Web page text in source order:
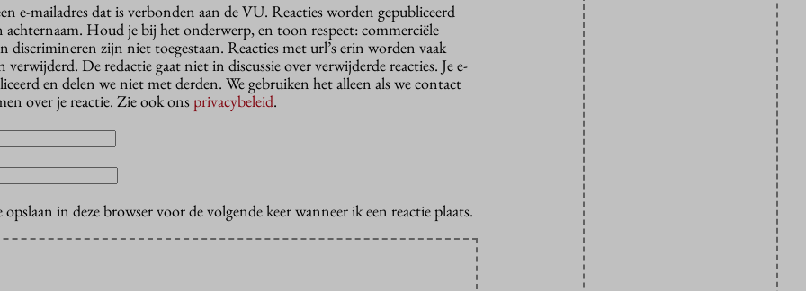
e-mailadres dat is verbonden aan de VU. Reacties worden gepubliceerd
Houd je bij het onderwerp, en toon respect: commerciële
discrimineren zijn niet toegestaan. Reacties met url’s erin worden vaak
verwijderd. De redactie gaat niet in discussie over verwijderde reacties. Je e-
en delen we niet met derden. We gebruiken het alleen als we contact
over je reactie. Zie ook onsprivacybeleid.
in deze browser voor de volgende keer wanneer ik een reactie plaats.